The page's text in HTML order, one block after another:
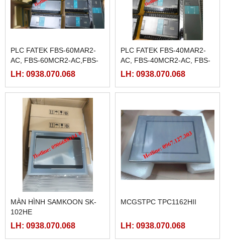
PLC FATEK FBS-60MAR2-
AC, FBS-60MCR2-AC,FBS-
60MAT2-AC, FBS-60MCT2-
LH: 0938.070.068
PLC FATEK FBS-40MAR2-
AC, FBS-40MCR2-AC, FBS-
40MCRT-AC, FBS-40MART-
LH: 0938.070.068
MÀN HÌNH SAMKOON SK-
102HE
LH: 0938.070.068
MCGSTPC TPC1162HII
LH: 0938.070.068